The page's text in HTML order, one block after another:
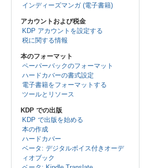
インディーズマンガ (電子書籍)
アカウントおよび税金
KDP アカウントを設定する
税に関する情報
本のフォーマット
ペーパーバックのフォーマット
ハードカバーの書式設定
電子書籍をフォーマットする
ツールとリソース
KDP での出版
KDP で出版を始める
本の作成
ハードカバー
ベータ: デジタルボイス付きオーデ
ィオブック